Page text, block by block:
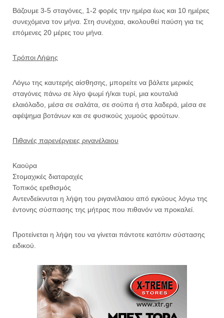
Βάζουμε 3-5 σταγόνες, 1-2 φορές την ημέρα έως και 10 ημέρες
συνεχόμενα τον μήνα. Στη συνέχεια, ακολουθεί παύση για τις
επόμενες 20 μέρες του μήνα.
Τρόποι Λήψης
Λόγω της καυτερής αίσθησης, μπορείτε να βάλετε μερικές
σταγόνες πάνω σε λίγο ψωμί ή/και τυρί, μια κουταλιά
ελαιόλαδο, μέσα σε σαλάτα, σε σούπα ή στα λαδερά, μέσα σε
αφέψημα βοτάνων και σε φυσικούς χυμούς φρούτων.
Πιθανές παρενέργειες ριγανέλαιου
Καούρα
Στομαχικές διαταραχές
Τοπικός ερεθισμός
Αντενδείκνυται η λήψη του ριγανέλαιου από εγκύους λόγω της
έντονης σύσπασης της μήτρας που πιθανόν να προκαλεί.
Προτείνεται η λήψη του να γίνεται πάντοτε κατόπιν σύστασης
ειδικού.